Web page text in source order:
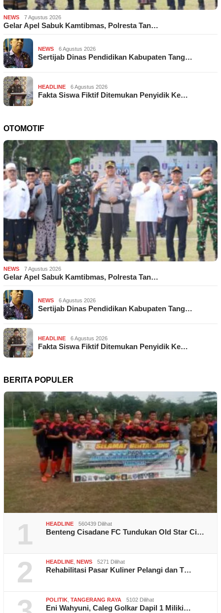
NEWS 7 Agustus 2026
Gelar Apel Sabuk Kamtibmas, Polresta Tan…
NEWS 6 Agustus 2026
Sertijab Dinas Pendidikan Kabupaten Tang…
HEADLINE 6 Agustus 2026
Fakta Siswa Fiktif Ditemukan Penyidik Ke…
OTOMOTIF
NEWS 7 Agustus 2026
Gelar Apel Sabuk Kamtibmas, Polresta Tan…
NEWS 6 Agustus 2026
Sertijab Dinas Pendidikan Kabupaten Tang…
HEADLINE 6 Agustus 2026
Fakta Siswa Fiktif Ditemukan Penyidik Ke…
BERITA POPULER
1 HEADLINE 560439 Dilihat
Benteng Cisadane FC Tundukan Old Star Ci…
2 HEADLINE NEWS 5271 Dilihat
Rehabilitasi Pasar Kuliner Pelangi dan T…
POLITIK TANGERANG RAYA 5102 Dilihat
Eni Wahyuni, Caleg Golkar Dapil 1 Miliki…